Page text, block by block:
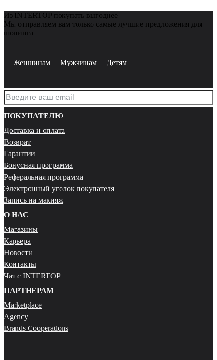
Из INTERTOP покупать выгоднее
Мы отправляем вам только самые лучшие предложения для
шопинга
Женщинам Мужчинам Детям
ПОКУПАТЕЛЮ
Доставка и оплата
Возврат
Гарантии
Бонусная программа
Реферальная программа
Электронный уголок покупателя
Запись на макияж
О НАС
Магазины
Карьера
Новости
Контакты
Чат с INTERTOP
ПАРТНЕРАМ
Marketplace
Agency
Brands Cooperations